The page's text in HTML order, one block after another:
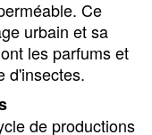
Ce
urbain et sa
les parfums et
d'insectes.
de productions